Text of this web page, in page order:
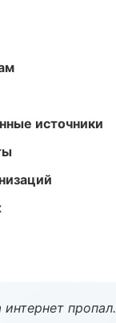
источники
пропал.